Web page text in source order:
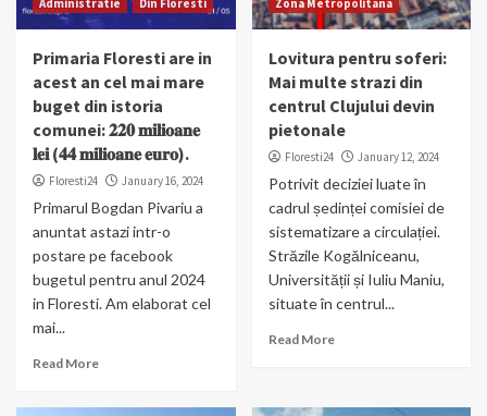
Administratie Din Floresti
Primaria Floresti are in
acest an cel mai mare
buget din istoria
comunei: 𝟐𝟐𝟎 𝐦𝐢𝐥𝐢𝐨𝐚𝐧𝐞
𝐥𝐞𝐢 (𝟒𝟒 𝐦𝐢𝐥𝐢𝐨𝐚𝐧𝐞 𝐞𝐮𝐫𝐨).
Floresti24 January 16, 2024
Primarul Bogdan Pivariu a
anuntat astazi intr-o
postare pe facebook
bugetul pentru anul 2024
in Floresti. Am elaborat cel
mai...
Read More
Zona Metropolitana
Lovitura pentru soferi:
Mai multe strazi din
centrul Clujului devin
pietonale
Floresti24 January 12, 2024
Potrivit deciziei luate în
cadrul ședinței comisiei de
sistematizare a circulației.
Străzile Kogălniceanu,
Universității și Iuliu Maniu,
situate în centrul...
Read More